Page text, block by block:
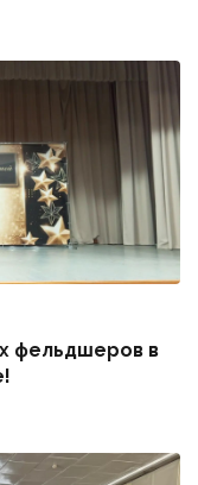
фельдшеров в